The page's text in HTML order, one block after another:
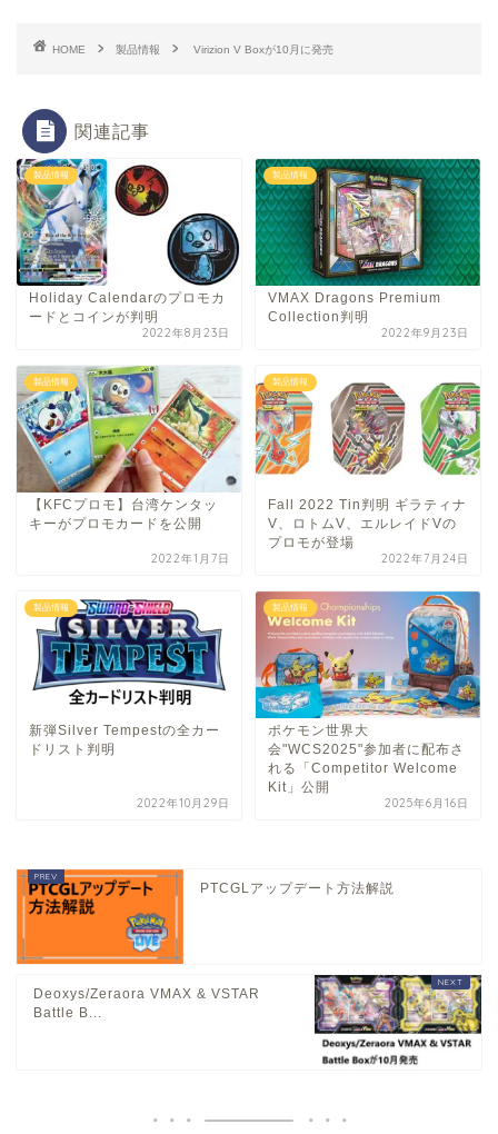
HOME 製品情報 Virizion V Boxが10月に発売
関連記事
製品情報
Holiday Calendarのプロモカ
ードとコインが判明
2022年8月23日
製品情報
VMAX Dragons Premium
Collection判明
2022年9月23日
製品情報
【KFCプロモ】台湾ケンタッ
キーがプロモカードを公開
2022年1月7日
製品情報
Fall 2022 Tin判明 ギラティナ
V、ロトムV、エルレイドVの
プロモが登場
2022年7月24日
製品情報
新弾Silver Tempestの全カー
ドリスト判明
2022年10月29日
製品情報
ポケモン世界大
会"WCS2025"参加者に配布さ
れる「Competitor Welcome
Kit」公開
2025年6月16日
PTCGLアップデート方法解説
Deoxys/Zeraora VMAX & VSTAR
Battle B...